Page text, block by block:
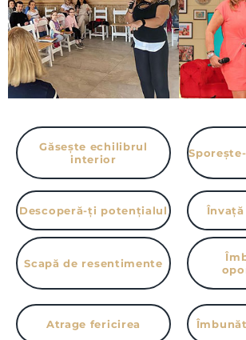
Găsește echilibrul
interior
Descoperă-ți potențialul
Scapă de resentimente
Atrage fericirea